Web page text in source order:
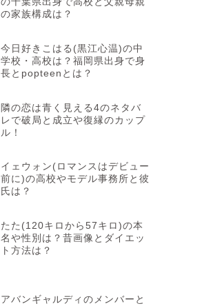
の家族構成は？
今日好きこはる(黒江心温)の中
学校・高校は？福岡県出身で身
長とpopteenとは？
隣の恋は青く見える4のネタバ
レで破局と成立や復縁のカップ
ル！
イェウォン(ロマンスはデビュー
前に)の高校やモデル事務所と彼
氏は？
たた(120キロから57キロ)の本
名や性別は？昔画像とダイエッ
ト方法は？
アバンギャルディのメンバーと